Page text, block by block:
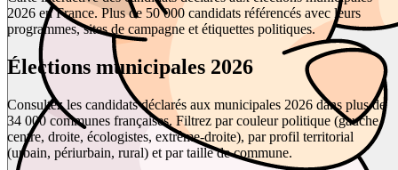
2026 en France. Plus de 50 000 candidats référencés avec leurs
programmes, sites de campagne et étiquettes politiques.
Élections municipales 2026
Consultez les candidats déclarés aux municipales 2026 dans plus de
34 000 communes françaises. Filtrez par couleur politique (gauche,
centre, droite, écologistes, extrême-droite), par profil territorial
(urbain, périurbain, rural) et par taille de commune.